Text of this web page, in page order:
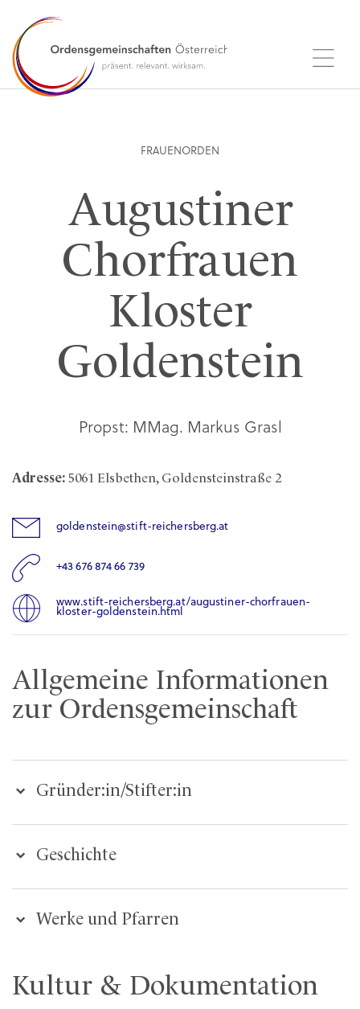
FRAUENORDEN
Augustiner
Chorfrauen
Kloster
Goldenstein
Propst: MMag. Markus Grasl
Adresse: 5061 Elsbethen, Goldensteinstraße 2
goldenstein@stift-reichersberg.at
+43 676 874 66 739
www.stift-reichersberg.at/augustiner-chorfrauen-
kloster-goldenstein.html
Allgemeine Informationen
zur Ordensgemeinschaft
Gründer:in/Stifter:in
Geschichte
Werke und Pfarren
Kultur & Dokumentation